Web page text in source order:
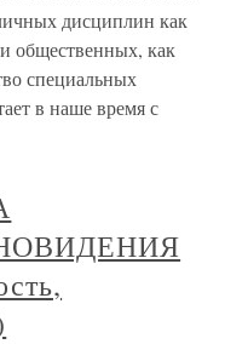
дисциплин как
общественных, как
специальных
в наше время с